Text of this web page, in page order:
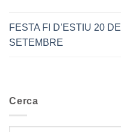
FESTA FI D’ESTIU 20 DE
SETEMBRE
Cerca